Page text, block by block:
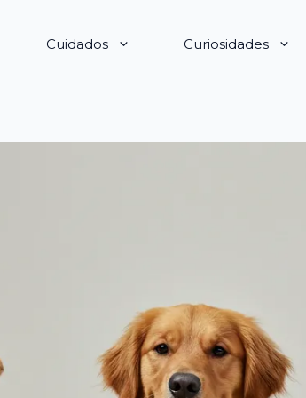
Cuidados Curiosidades